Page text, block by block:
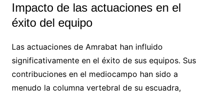
Impacto de las actuaciones en el
éxito del equipo
Las actuaciones de Amrabat han influido
significativamente en el éxito de sus equipos. Sus
contribuciones en el mediocampo han sido a
menudo la columna vertebral de su escuadra,